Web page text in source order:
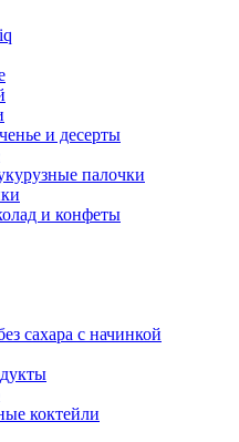
и десерты
палочки
и конфеты
сахара с начинкой
коктейли